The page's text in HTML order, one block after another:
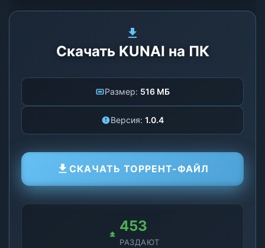
Скачать KUNAI на ПК
Размер: 516 МБ
Версия: 1.0.4
СКАЧАТЬ ТОРРЕНТ-ФАЙЛ
453
РАЗДАЮТ